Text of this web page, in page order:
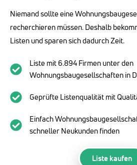
Niemand sollte eine
recherchieren müssen. Deshalb
Listen und sparen sich dadurch Zeit.
Liste mit 6.894 Firmen unter den
Wohnungsbaugesellschaften in
Geprüfte Listenqualität mit
Einfach
schneller Neukunden finden
Liste kaufen